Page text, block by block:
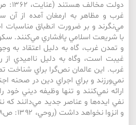
غرب و مظاهر به ارمغان آمده از آن
مي‌نگرند و بر ضرورت انطباق مناسبات
با شريعت اسلامي پافشاري مي‌كنند.
و تمدن غرب، گاه به دليل اعتقاد به
غيبت است، وگاه به دليل نااميدي از
غرب. اين عالمان نص‌گرا براي شناخت
نمي‌ورزند و براي اجراي دين در صحنه
ارائه نمي‌كنند و تنها وظيفه ديني
نفي ايده‌ها و عناصر جديد مي‌دانند كه
و انزوا نخواهد داشت (روحي، ۱۳۹۲: ص۱۸).